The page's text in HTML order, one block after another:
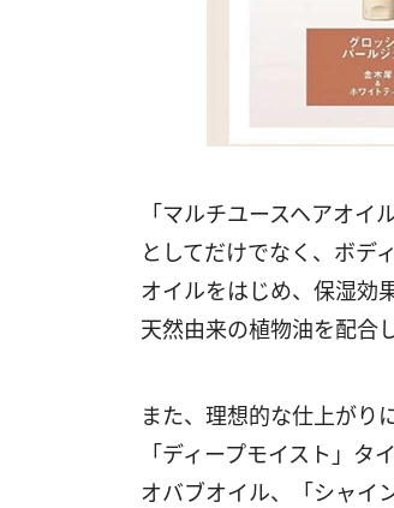
「マルチユースヘアオ
としてだけでなく、ボデ
オイルをはじめ、保湿効
天然由来の植物油を配合
また、理想的な仕上がり
「ディープモイスト」
オバブオイル、「シャイ